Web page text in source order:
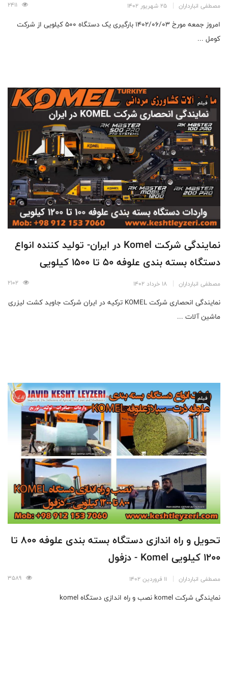
مصطفی انبارداران 25 شهریور 1402
امروز جمعه مورخ ۱۴۰۲/۰۶/۰۳ بارگیری یک دستگاه ۵۰۰ کیلویی از شرکت
کومل ...
فیلم
نمایندگی شرکت Komel در ایران- تولید کننده انواع
دستگاه بسته بندی علوفه 50 تا 1500 کیلویی
مصطفی انبارداران 18 خرداد 1402
نمایندگی انحصاری شرکت KOMEL ترکیه در ایران شرکت جاوید کشت لیزری
ماشین آلات ...
فیلم
تحویل و راه اندازی دستگاه بسته بندی علوفه 800 تا
1200 کیلویی Komel - دزفول
مصطفی انبارداران 11 فروردین 1402
نمایندگی شرکت komel نصب و راه اندازی دستگاه komel